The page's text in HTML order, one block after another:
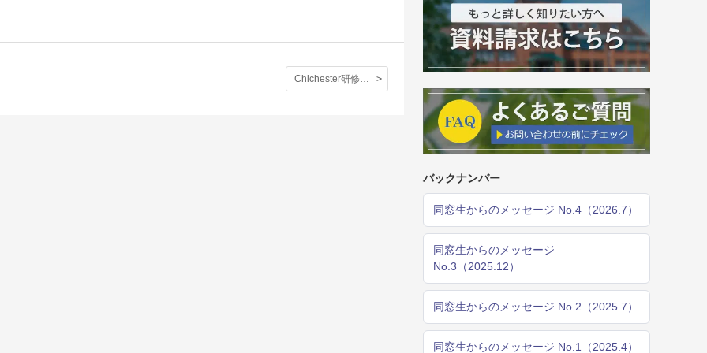
Chichester研修レポート③
バックナンバー
同窓生からのメッセージ No.4（2026.7）
同窓生からのメッセージ
No.3（2025.12）
同窓生からのメッセージ No.2（2025.7）
同窓生からのメッセージ No.1（2025.4）